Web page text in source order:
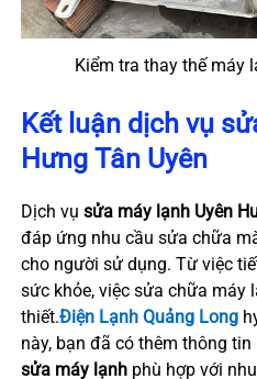
Kiểm tra thay thế máy
Kết luận dịch vụ
Hưng Tân Uyên
Dịch vụ sửa máy lạnh Uyên
đáp ứng nhu cầu sửa chữa
cho người sử dụng. Từ việc
sức khỏe, việc sửa chữa máy
thiết.Điện Lạnh Quảng Long
này, bạn đã có thêm thông
sửa máy lạnhphù hợp với